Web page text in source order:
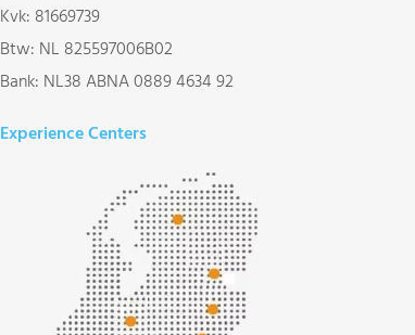
Kvk: 81669739
Btw: NL 825597006B02
Bank: NL38 ABNA 0889 4634 92
Experience Centers